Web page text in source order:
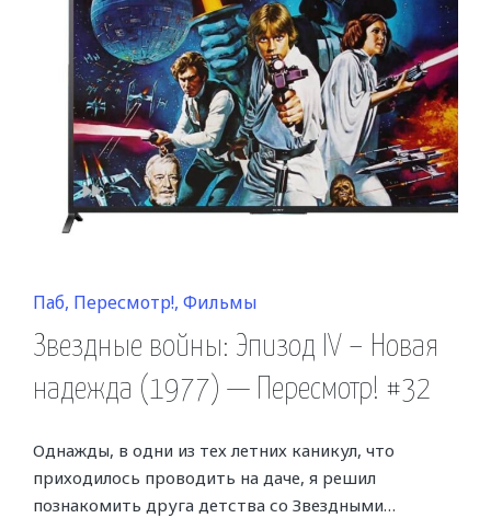
Posted
in
Паб Пересмотр! Фильмы
Звездные войны: Эпизод IV – Новая
надежда (1977) — Пересмотр! #32
Однажды, в одни из тех летних каникул, что
приходилось проводить на даче, я решил
познакомить друга детства со Звездными…